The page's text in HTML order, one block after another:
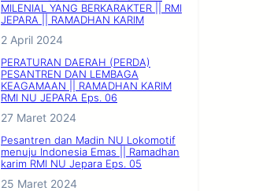
MILENIAL YANG BERKARAKTER || RMI
JEPARA || RAMADHAN KARIM
2 April 2024
PERATURAN DAERAH (PERDA)
PESANTREN DAN LEMBAGA
KEAGAMAAN || RAMADHAN KARIM
RMI NU JEPARA Eps. 06
27 Maret 2024
Pesantren dan Madin NU Lokomotif
menuju Indonesia Emas || Ramadhan
karim RMI NU Jepara Eps. 05
25 Maret 2024